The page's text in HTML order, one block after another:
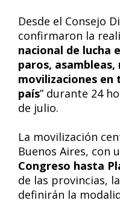
Desde el Consejo
confirmaron la
nacional de lucha
paros,
movilizaciones en
país” durante 24
de julio.
La movilización
Buenos Aires, con
Congreso hasta
de las provincias,
definirán la